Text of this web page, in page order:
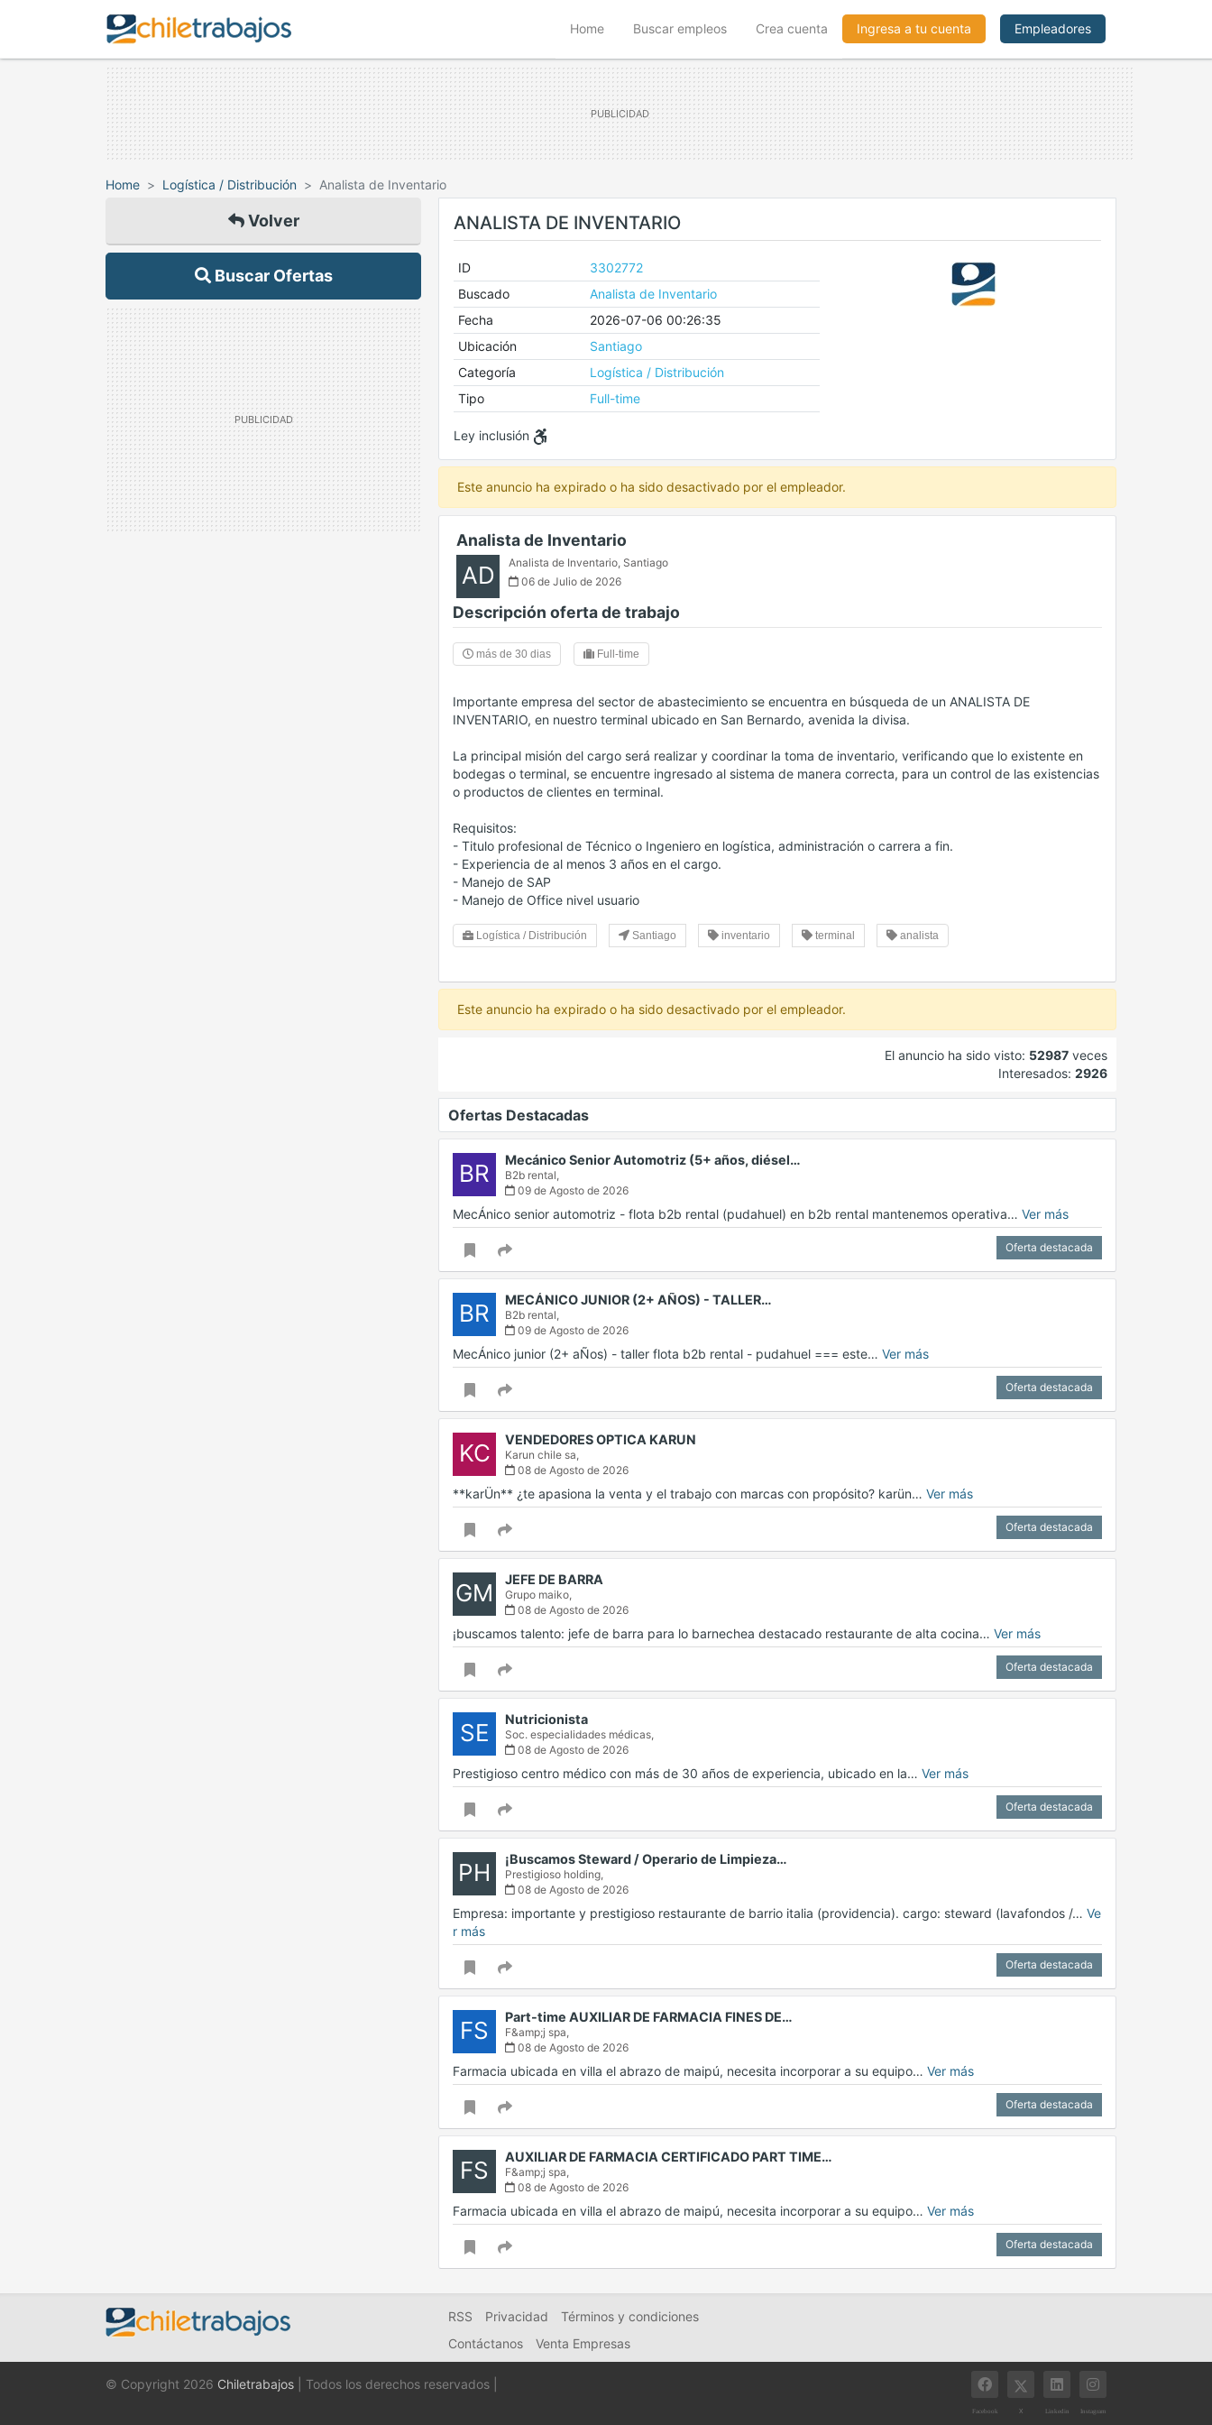
Home(current)Buscar empleos Crea cuenta Ingresa a tu cuenta Empleadores
Home Logística / Distribución Analista de Inventario
Volver
Buscar Ofertas
ANALISTA DE INVENTARIO
ID
3302772
Buscado
Analista de Inventario
Fecha
2026-07-06 00:26:35
Ubicación
Santiago
Categoría
Logística / Distribución
Tipo
Full-time
Ley inclusión
Este anuncio ha expirado o ha sido desactivado por el empleador.
Analista de Inventario
AD Analista de Inventario, Santiago
06 de Julio de 2026
Descripción oferta de trabajo
más de 30 dias Full-time
Importante empresa del sector de abastecimiento se encuentra en búsqueda de un ANALISTA DE
INVENTARIO, en nuestro terminal ubicado en San Bernardo, avenida la divisa.
La principal misión del cargo será realizar y coordinar la toma de inventario, verificando que lo existente en
bodegas o terminal, se encuentre ingresado al sistema de manera correcta, para un control de las existencias
o productos de clientes en terminal.
Requisitos:
- Titulo profesional de Técnico o Ingeniero en logística, administración o carrera a fin.
- Experiencia de al menos 3 años en el cargo.
- Manejo de SAP
- Manejo de Office nivel usuario
Logística / Distribución Santiago inventario terminal analista
Este anuncio ha expirado o ha sido desactivado por el empleador.
El anuncio ha sido visto: 52987 veces
Interesados: 2926
Ofertas Destacadas
BR Mecánico Senior Automotriz (5+ años, diésel…
B2b rental,
09 de Agosto de 2026
MecÁnico senior automotriz - flota b2b rental (pudahuel) en b2b rental mantenemos operativa… Ver más
Oferta destacada
BR MECÁNICO JUNIOR (2+ AÑOS) - TALLER…
B2b rental,
09 de Agosto de 2026
MecÁnico junior (2+ aÑos) - taller flota b2b rental - pudahuel === este… Ver más
Oferta destacada
KC VENDEDORES OPTICA KARUN
Karun chile sa,
08 de Agosto de 2026
**karÜn** ¿te apasiona la venta y el trabajo con marcas con propósito? karün… Ver más
Oferta destacada
GM JEFE DE BARRA
Grupo maiko,
08 de Agosto de 2026
¡buscamos talento: jefe de barra para lo barnechea destacado restaurante de alta cocina… Ver más
Oferta destacada
SE Nutricionista
Soc. especialidades médicas,
08 de Agosto de 2026
Prestigioso centro médico con más de 30 años de experiencia, ubicado en la… Ver más
Oferta destacada
PH ¡Buscamos Steward / Operario de Limpieza…
Prestigioso holding,
08 de Agosto de 2026
Empresa: importante y prestigioso restaurante de barrio italia (providencia). cargo: steward (lavafondos /… Ve
r más
Oferta destacada
FS Part-time AUXILIAR DE FARMACIA FINES DE…
F&amp;j spa,
08 de Agosto de 2026
Farmacia ubicada en villa el abrazo de maipú, necesita incorporar a su equipo… Ver más
Oferta destacada
FS AUXILIAR DE FARMACIA CERTIFICADO PART TIME…
F&amp;j spa,
08 de Agosto de 2026
Farmacia ubicada en villa el abrazo de maipú, necesita incorporar a su equipo… Ver más
Oferta destacada
RSS Privacidad
Términos y condiciones
Contáctanos
Venta Empresas
© Copyright 2026 Chiletrabajos | Todos los derechos reservados |
Facebook X Linkedin Instagram